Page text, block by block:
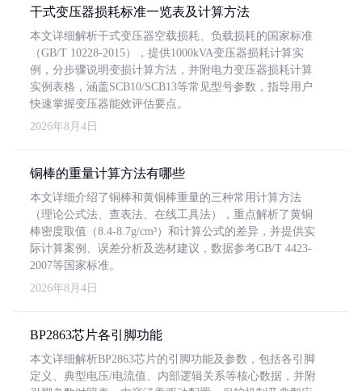
干式变压器损耗标准一览表及计算方法
本文详细解析干式变压器空载损耗、负载损耗的国家标准
（GB/T 10228-2015），提供1000kVA变压器损耗计算实
例，分步骤说明变损计算方法，并附电力变压器损耗计算
实例表格，涵盖SCB10/SCB13等常见型号参数，指导用户
快速掌握变压器能效评估要点。
2026年8月4日
铜棒的重量计算方法有哪些
本文详细介绍了铜棒和黄铜棒重量的三种常用计算方法
（理论公式法、查表法、在线工具法），重点解析了黄铜
棒密度取值（8.4-8.7g/cm³）和计算公式的差异，并提供实
际计算案例、误差分析及选材建议，数据参考GB/T 4423-
2007等国家标准。
2026年8月4日
BP2863芯片各引脚功能
本文详细解析BP2863芯片的引脚功能及参数，包括各引脚
定义、典型电压/电流值、内部逻辑关系等核心数据，并附